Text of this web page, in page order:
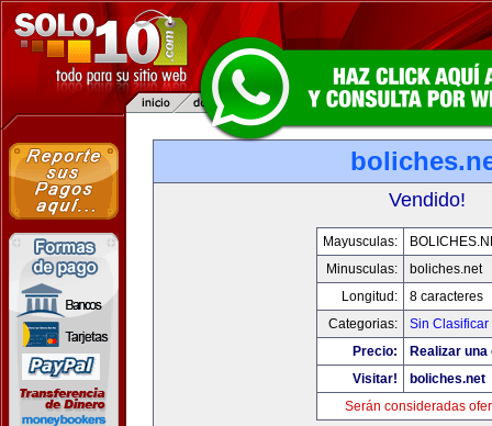
Vendido!
Mayusculas:
Minusculas:
boliches.net
Longitud:
8 caracteres
Categorias:
Sin Clasificar
Precio:
Realizar
Visitar!
boliches.net
Serán consideradas